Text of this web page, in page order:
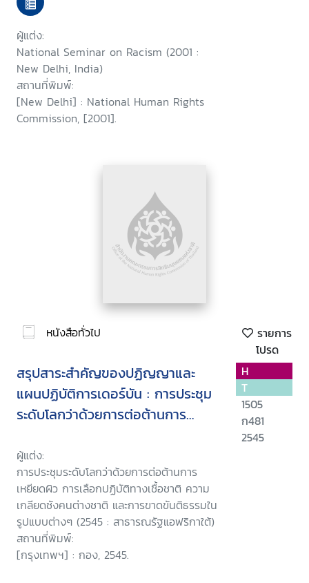
New Delhi on 11 August, 2001 :
a report
ผู้แต่ง:
National Seminar on Racism (2001 :
New Delhi, India)
สถานที่พิมพ์:
[New Delhi] : National Human Rights
Commission, [2001].
หนังสือทั่วไป
รายการ
โปรด
สรุปสาระสำคัญของปฏิญญาและ
แผนปฏิบัติการเดอร์บัน : การประชุม
ระดับโลกว่าด้วยการต่อต้านการ
ชาติ ความเกลียดชังคนต่างชาติ และ
การขาดขันติธรรมในรูปแบบต่างๆ
ระหว่างวันที่ 31 สิงหาคม - 8
กันยายน 2545 ณ เมืองเดอร์บัน
สาธารณรัฐแอฟริกาใต้ /จัดทำโดย
กองการสังคม กรมองค์การระหว่าง
ผู้แต่ง:
การประชุมระดับโลกว่าด้วยการต่อต้านการ
เหยียดผิว การเลือกปฏิบัติทางเชื้อชาติ ความ
เกลียดชังคนต่างชาติ และการขาดขันติธรรมใน
รูปแบบต่างๆ (2545 : สาธารณรัฐแอฟริกาใต้)
สถานที่พิมพ์:
[กรุงเทพฯ] : กอง, 2545.
H
T
1505
ก481
2545